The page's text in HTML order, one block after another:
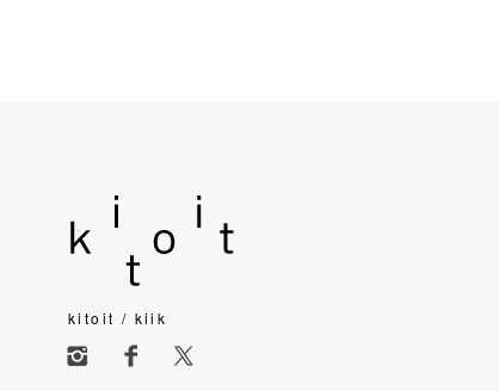
kitoit / kiik